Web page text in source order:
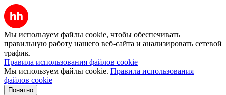
Мы используем файлы cookie, чтобы обеспечивать
правильную работу нашего веб-сайта и анализировать сетевой
трафик.
Правила использования файлов cookie
Мы используем файлы cookie. Правила использования
файлов cookie
Понятно